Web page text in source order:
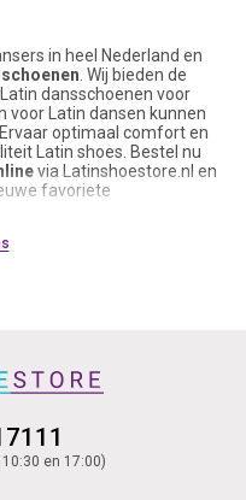
in heel Nederland en
. Wij bieden de
dansschoenen voor
voor Latin dansen kunnen
optimaal comfort en
Latin shoes. Bestel nu
via Latinshoestore.nl en
favoriete
dansschoenen
Voor Latin dansers en
bestaat uit dames- en heren
en 17:00)